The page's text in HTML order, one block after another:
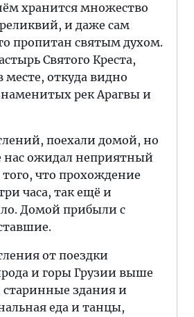
хранится множество
и даже сам
пропитан святым духом.
Святого Креста,
откуда видно
рек Арагвы и
поехали домой, но
нас ожидал неприятный
что прохождение
часа, так ещё и
Домой прибыли с
от поездки
и горы Грузии выше
старинные здания и
еда и танцы,